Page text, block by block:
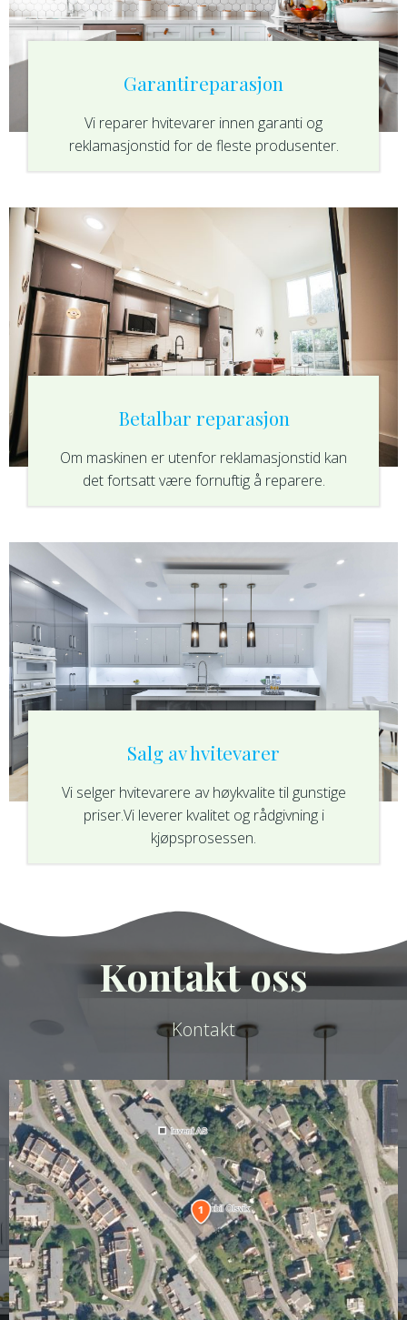
Garantireparasjon
Vi reparer hvitevarer innen garanti og
reklamasjonstid for de fleste produsenter.
Betalbar reparasjon
Om maskinen er utenfor reklamasjonstid kan
det fortsatt være fornuftig å reparere.
Salg av hvitevarer
Vi selger hvitevarere av høykvalite til gunstige
priser.Vi leverer kvalitet og rådgivning i
kjøpsprosessen.
Kontakt oss
Kontakt